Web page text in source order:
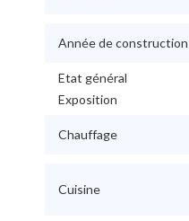
Année de construction
Etat général
Exposition
Chauffage
Cuisine